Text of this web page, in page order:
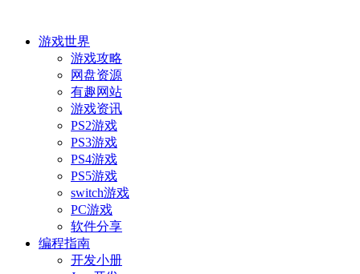
游戏世界
游戏攻略
网盘资源
有趣网站
游戏资讯
PS2游戏
PS3游戏
PS4游戏
PS5游戏
switch游戏
PC游戏
软件分享
编程指南
开发小册